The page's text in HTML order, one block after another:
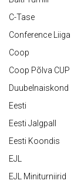
C-Tase
Conference Liiga
Coop
Coop Põlva CUP
Duubelnaiskond
Eesti
Eesti Jalgpall
Eesti Koondis
EJL
EJL Miniturniirid